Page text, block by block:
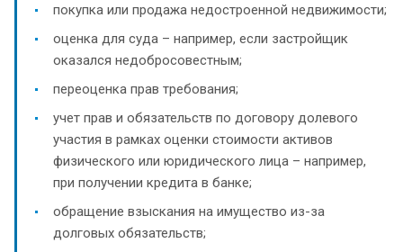
покупка или продажа недостроенной недвижимости;
оценка для суда – например, если застройщик
оказался недобросовестным;
переоценка прав требования;
учет прав и обязательств по договору долевого
участия в рамках оценки стоимости активов
физического или юридического лица – например,
при получении кредита в банке;
обращение взыскания на имущество из-за
долговых обязательств;